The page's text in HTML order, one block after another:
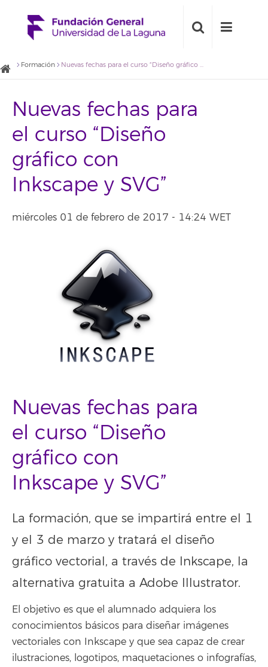
Formación Nuevas fechas para el curso “Diseño gráfico con Inkscape y SVG”
Nuevas fechas para
el curso “Diseño
gráfico con
Inkscape y SVG”
miércoles 01 de febrero de 2017 - 14:24 WET
Nuevas fechas para
el curso “Diseño
gráfico con
Inkscape y SVG”
La formación, que se impartirá entre el 1
y el 3 de marzo y tratará el diseño
gráfico vectorial, a través de Inkscape, la
alternativa gratuita a Adobe Illustrator.
El objetivo es que el alumnado adquiera los
conocimientos básicos para diseñar imágenes
vectoriales con Inkscape y que sea capaz de crear
ilustraciones, logotipos, maquetaciones o infografías,